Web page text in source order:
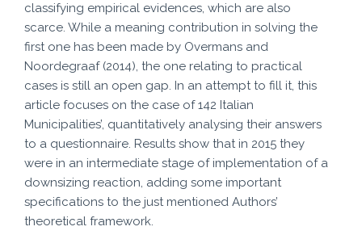
classifying empirical evidences, which are also
scarce. While a meaning contribution in solving the
first one has been made by Overmans and
Noordegraaf (2014), the one relating to practical
cases is still an open gap. In an attempt to fill it, this
article focuses on the case of 142 Italian
Municipalities’, quantitatively analysing their answers
to a questionnaire. Results show that in 2015 they
were in an intermediate stage of implementation of a
downsizing reaction, adding some important
specifications to the just mentioned Authors’
theoretical framework.